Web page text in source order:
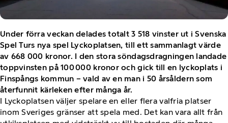
Under förra veckan delades totalt 3 518 vinster ut i Svenska
Spel Turs nya spel Lyckoplatsen, till ett sammanlagt värde
av 668 000 kronor. I den stora söndagsdragningen landade
toppvinsten på 100 000 kronor och gick till en lyckoplats i
Finspångs kommun – vald av en man i 50 årsåldern som
återfunnit kärleken efter många år.
I Lyckoplatsen väljer spelare en eller flera valfria platser
inom Sveriges gränser att spela med. Det kan vara allt från